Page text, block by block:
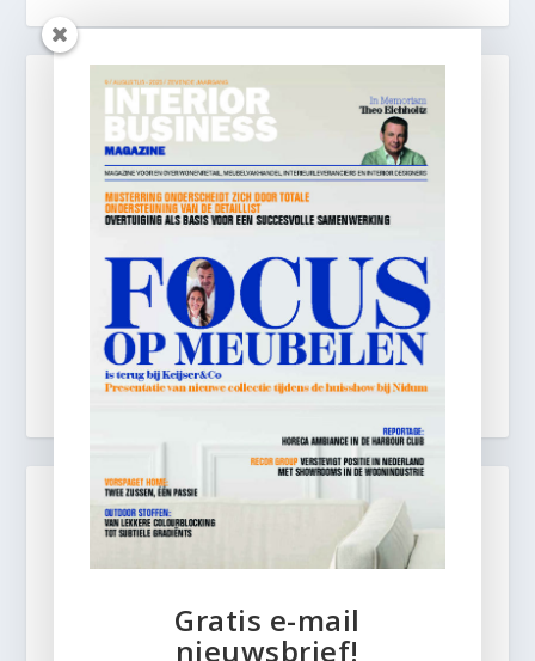
Gratis e-mail
nieuwsbrief!